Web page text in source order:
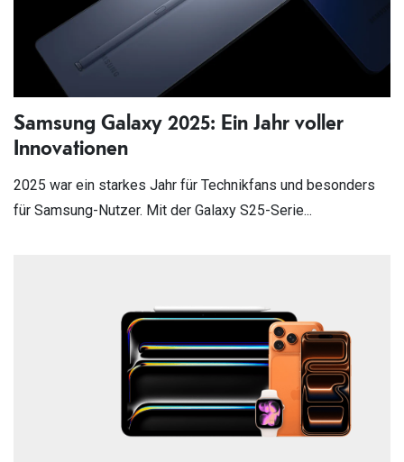
Samsung Galaxy 2025: Ein Jahr voller
Innovationen
2025 war ein starkes Jahr für Technikfans und besonders
für Samsung-Nutzer. Mit der Galaxy S25-Serie...